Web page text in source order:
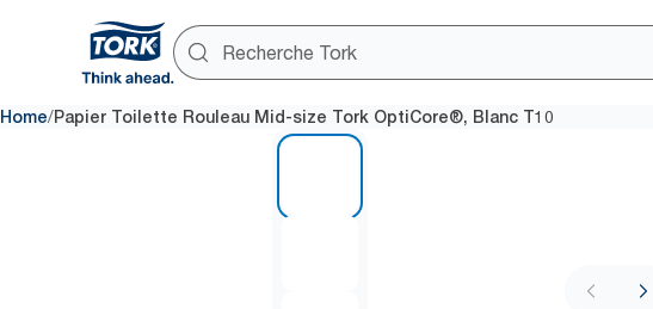
Home/Papier Toilette Rouleau Mid-size Tork OptiCore®, Blanc T10